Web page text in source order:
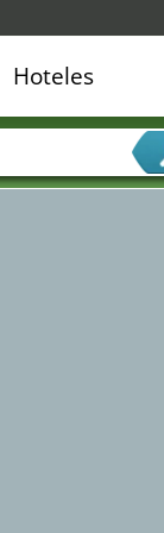
Hoteles
de servicios